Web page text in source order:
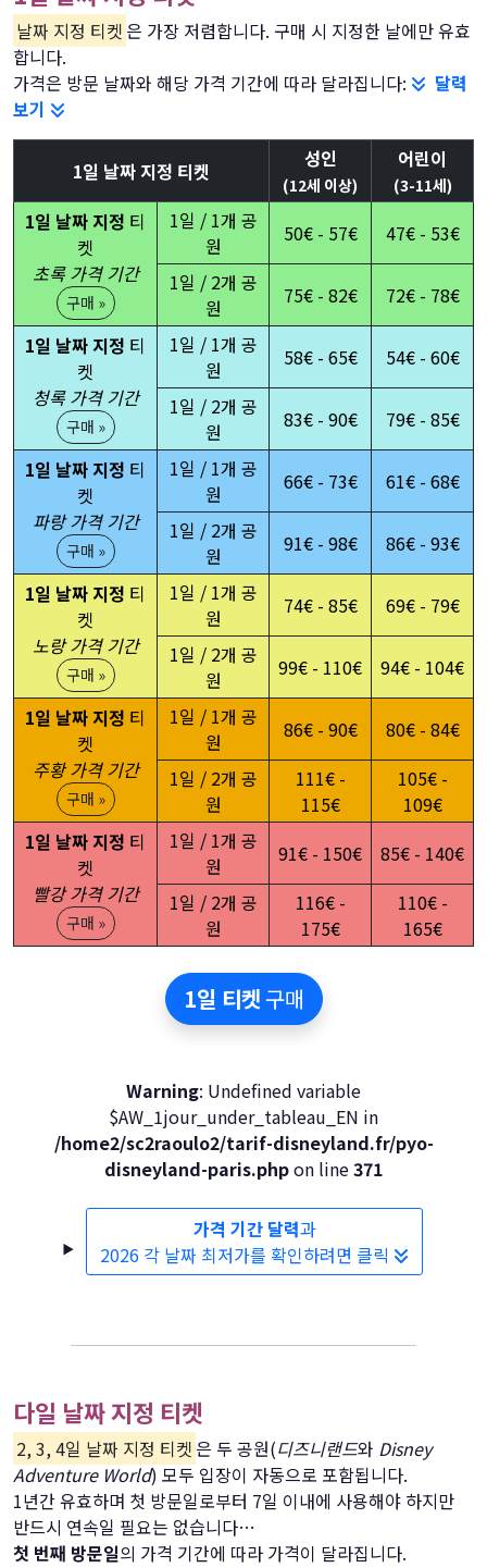
날짜 지정 티켓 은 가장 저렴합니다. 구매 시 지정한 날에만 유효
합니다.
가격은 방문 날짜와 해당 가격 기간에 따라 달라집니다:
달력
보기
1일 날짜 지정 티켓 성인
(12세 이상)
어린이
(3-11세)
1일 날짜 지정 티
켓
초록 가격 기간
구매 »
1일 / 1개 공
원
50€ - 57€
47€ - 53€
1일 / 2개 공
원
75€ - 82€
72€ - 78€
1일 날짜 지정 티
켓
청록 가격 기간
구매 »
1일 / 1개 공
원
58€ - 65€
54€ - 60€
1일 / 2개 공
원
83€ - 90€
79€ - 85€
1일 날짜 지정 티
켓
파랑 가격 기간
구매 »
1일 / 1개 공
원
66€ - 73€
61€ - 68€
1일 / 2개 공
원
91€ - 98€
86€ - 93€
1일 날짜 지정 티
켓
노랑 가격 기간
구매 »
1일 / 1개 공
원
74€ - 85€
69€ - 79€
1일 / 2개 공
원
99€ - 110€
94€ - 104€
1일 날짜 지정 티
켓
주황 가격 기간
구매 »
1일 / 1개 공
원
86€ - 90€
80€ - 84€
1일 / 2개 공
원
111€ -
115€
105€ -
109€
1일 날짜 지정 티
켓
빨강 가격 기간
구매 »
1일 / 1개 공
원
91€ - 150€
85€ - 140€
1일 / 2개 공
원
116€ -
175€
110€ -
165€
1일 티켓구매
Warning: Undefined variable
$AW_1jour_under_tableau_EN in
/home2/sc2raoulo2/tarif-disneyland.fr/pyo-
disneyland-paris.phpon line371
가격 기간 달력과
2026 각 날짜 최저가를 확인하려면 클릭
다일 날짜 지정 티켓
2, 3, 4일 날짜 지정 티켓 은 두 공원(디즈니랜드와 Disney
Adventure World) 모두 입장이 자동으로 포함됩니다.
1년간 유효하며 첫 방문일로부터 7일 이내에 사용해야 하지만
반드시 연속일 필요는 없습니다…
첫 번째 방문일의 가격 기간에 따라 가격이 달라집니다.